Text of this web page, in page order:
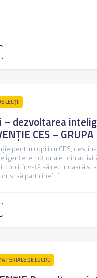
LECȚII
– dezvoltarea
CES – GRUPA
pentru copiii cu CES,
emoționale prin
copiii învață să recunoască și
și să participe[...]
DE LUCRU